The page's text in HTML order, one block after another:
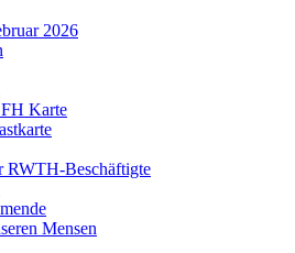
2026
Karte
RWTH-Beschäftigte
Mensen